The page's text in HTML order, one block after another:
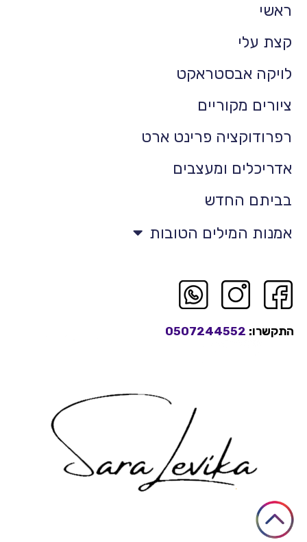
ראשי
קצת עלי
לויקה אבסטראקט
ציורים מקוריים
רפרודוקציה פרינט ארט
אדריכלים ומעצבים
בביתם החדש
אמנות המילים הטובות
התקשרו: 0507244552